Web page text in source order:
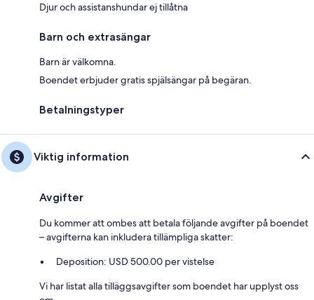
Djur och assistanshundar ej tillåtna
Barn och extrasängar
Barn är välkomna.
Boendet erbjuder gratis spjälsängar på begäran.
Betalningstyper
Viktig information
Avgifter
Du kommer att ombes att betala följande avgifter på boendet
– avgifterna kan inkludera tillämpliga skatter:
Deposition: USD 500.00 per vistelse
Vi har listat alla tilläggsavgifter som boendet har upplyst oss